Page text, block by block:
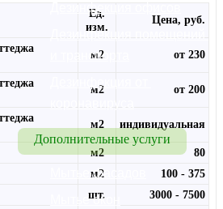
Дезинфекция офисов
Дезинфекция помещений
и транспорта
Дезинфекция от
Дополнительные услуги
Мытье фасадов
Мытье окон
Ед.
изм.
Цена, руб.
м2 от 230
м2 от 200
м2 индивидуальная
м2
80
м2
100 - 375
шт.
3000 - 7500